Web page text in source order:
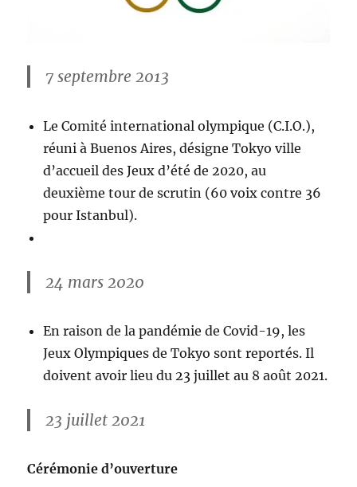
7 septembre 2013
Le Comité international olympique (C.I.O.),
réuni à Buenos Aires, désigne Tokyo ville
d’accueil des Jeux d’été de 2020, au
deuxième tour de scrutin (60 voix contre 36
pour Istanbul).
24 mars 2020
En raison de la pandémie de Covid-19, les
Jeux Olympiques de Tokyo sont reportés. Il
doivent avoir lieu du 23 juillet au 8 août 2021.
23 juillet 2021
Cérémonie d’ouverture